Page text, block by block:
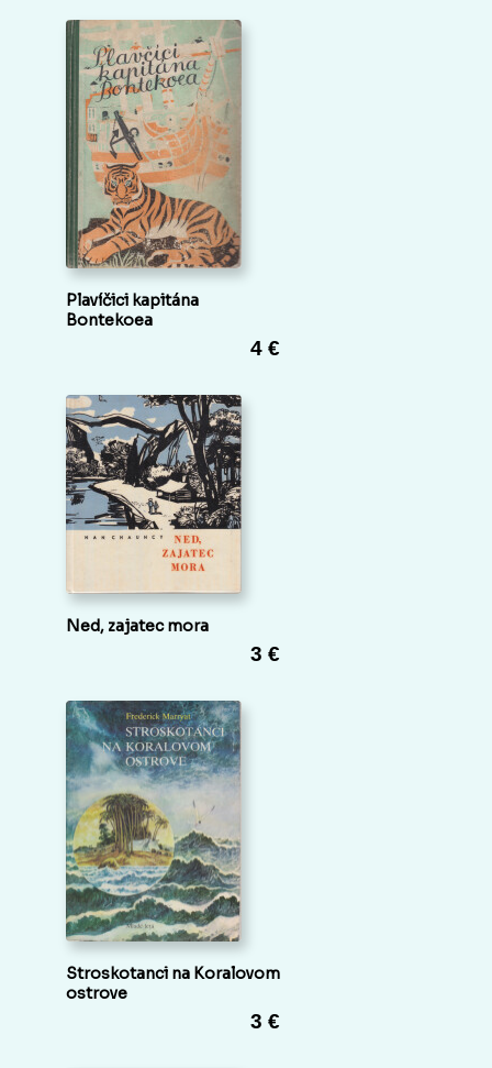
Plavíčici kapitána
Bontekoea
4 €
Ned, zajatec mora
3 €
Stroskotanci na Koralovom
ostrove
3 €